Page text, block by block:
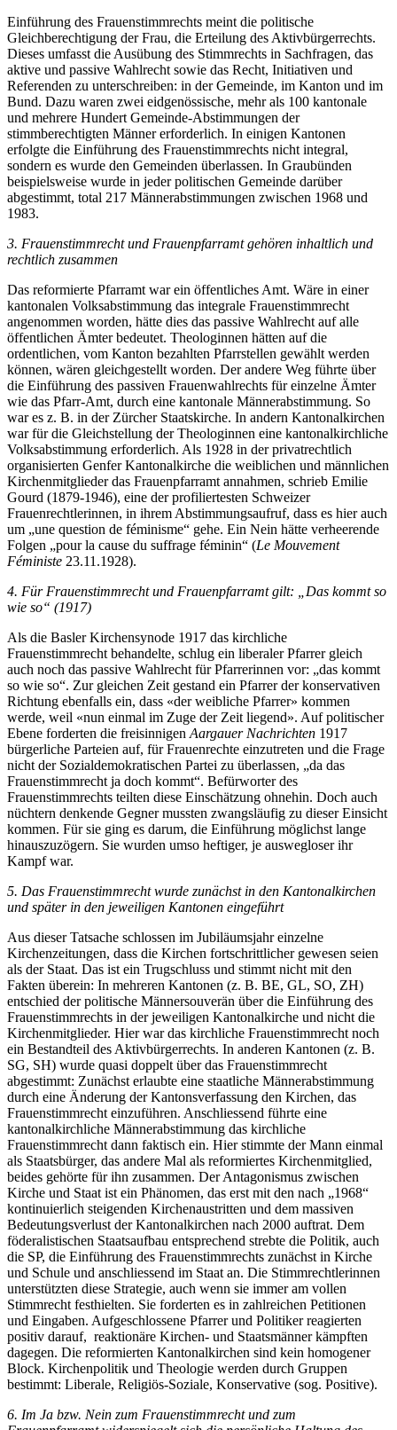
Einführung des Frauenstimmrechts meint die politische
Gleichberechtigung der Frau, die Erteilung des Aktivbürgerrechts.
Dieses umfasst die Ausübung des Stimmrechts in Sachfragen, das
aktive und passive Wahlrecht sowie das Recht, Initiativen und
Referenden zu unterschreiben: in der Gemeinde, im Kanton und im
Bund. Dazu waren zwei eidgenössische, mehr als 100 kantonale
und mehrere Hundert Gemeinde-Abstimmungen der
stimmberechtigten Männer erforderlich. In einigen Kantonen
erfolgte die Einführung des Frauenstimmrechts nicht integral,
sondern es wurde den Gemeinden überlassen. In Graubünden
beispielsweise wurde in jeder politischen Gemeinde darüber
abgestimmt, total 217 Männerabstimmungen zwischen 1968 und
1983.
3. Frauenstimmrecht und Frauenpfarramt gehören inhaltlich und
rechtlich zusammen
Das reformierte Pfarramt war ein öffentliches Amt. Wäre in einer
kantonalen Volksabstimmung das integrale Frauenstimmrecht
angenommen worden, hätte dies das passive Wahlrecht auf alle
öffentlichen Ämter bedeutet. Theologinnen hätten auf die
ordentlichen, vom Kanton bezahlten Pfarrstellen gewählt werden
können, wären gleichgestellt worden. Der andere Weg führte über
die Einführung des passiven Frauenwahlrechts für einzelne Ämter
wie das Pfarr-Amt, durch eine kantonale Männerabstimmung. So
war es z. B. in der Zürcher Staatskirche. In andern Kantonalkirchen
war für die Gleichstellung der Theologinnen eine kantonalkirchliche
Volksabstimmung erforderlich. Als 1928 in der privatrechtlich
organisierten Genfer Kantonalkirche die weiblichen und männlichen
Kirchenmitglieder das Frauenpfarramt annahmen, schrieb Emilie
Gourd (1879-1946), eine der profiliertesten Schweizer
Frauenrechtlerinnen, in ihrem Abstimmungsaufruf, dass es hier auch
um „une question de féminisme“ gehe. Ein Nein hätte verheerende
Folgen „pour la cause du suffrage féminin“ (Le Mouvement
Féministe 23.11.1928).
4. Für Frauenstimmrecht und Frauenpfarramt gilt: „Das kommt so
wie so“ (1917)
Als die Basler Kirchensynode 1917 das kirchliche
Frauenstimmrecht behandelte, schlug ein liberaler Pfarrer gleich
auch noch das passive Wahlrecht für Pfarrerinnen vor: „das kommt
so wie so“. Zur gleichen Zeit gestand ein Pfarrer der konservativen
Richtung ebenfalls ein, dass «der weibliche Pfarrer» kommen
werde, weil «nun einmal im Zuge der Zeit liegend». Auf politischer
Ebene forderten die freisinnigen Aargauer Nachrichten 1917
bürgerliche Parteien auf, für Frauenrechte einzutreten und die Frage
nicht der Sozialdemokratischen Partei zu überlassen, „da das
Frauenstimmrecht ja doch kommt“. Befürworter des
Frauenstimmrechts teilten diese Einschätzung ohnehin. Doch auch
nüchtern denkende Gegner mussten zwangsläufig zu dieser Einsicht
kommen. Für sie ging es darum, die Einführung möglichst lange
hinauszuzögern. Sie wurden umso heftiger, je auswegloser ihr
Kampf war.
5. Das Frauenstimmrecht wurde zunächst in den Kantonalkirchen
und später in den jeweiligen Kantonen eingeführt
Aus dieser Tatsache schlossen im Jubiläumsjahr einzelne
Kirchenzeitungen, dass die Kirchen fortschrittlicher gewesen seien
als der Staat. Das ist ein Trugschluss und stimmt nicht mit den
Fakten überein: In mehreren Kantonen (z. B. BE, GL, SO, ZH)
entschied der politische Männersouverän über die Einführung des
Frauenstimmrechts in der jeweiligen Kantonalkirche und nicht die
Kirchenmitglieder. Hier war das kirchliche Frauenstimmrecht noch
ein Bestandteil des Aktivbürgerrechts. In anderen Kantonen (z. B.
SG, SH) wurde quasi doppelt über das Frauenstimmrecht
abgestimmt: Zunächst erlaubte eine staatliche Männerabstimmung
durch eine Änderung der Kantonsverfassung den Kirchen, das
Frauenstimmrecht einzuführen. Anschliessend führte eine
kantonalkirchliche Männerabstimmung das kirchliche
Frauenstimmrecht dann faktisch ein. Hier stimmte der Mann einmal
als Staatsbürger, das andere Mal als reformiertes Kirchenmitglied,
beides gehörte für ihn zusammen. Der Antagonismus zwischen
Kirche und Staat ist ein Phänomen, das erst mit den nach „1968“
kontinuierlich steigenden Kirchenaustritten und dem massiven
Bedeutungsverlust der Kantonalkirchen nach 2000 auftrat. Dem
föderalistischen Staatsaufbau entsprechend strebte die Politik, auch
die SP, die Einführung des Frauenstimmrechts zunächst in Kirche
und Schule und anschliessend im Staat an. Die Stimmrechtlerinnen
unterstützten diese Strategie, auch wenn sie immer am vollen
Stimmrecht festhielten. Sie forderten es in zahlreichen Petitionen
und Eingaben. Aufgeschlossene Pfarrer und Politiker reagierten
positiv darauf, reaktionäre Kirchen- und Staatsmänner kämpften
dagegen. Die reformierten Kantonalkirchen sind kein homogener
Block. Kirchenpolitik und Theologie werden durch Gruppen
bestimmt: Liberale, Religiös-Soziale, Konservative (sog. Positive).
6. Im Ja bzw. Nein zum Frauenstimmrecht und zum